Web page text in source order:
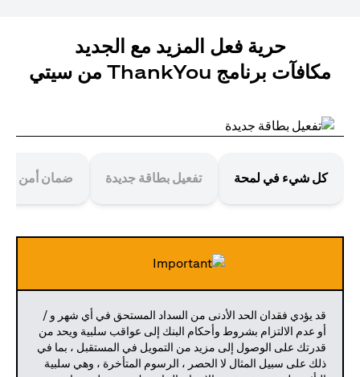
حرية فعل المزيد مع الجديد
مكافآت برنامج ThankYou من سيتي
كل شيء في لمحة تفعيل بطاقة جديدة ضمان أمن
قد يؤدي فقدان الحد الأدنى من السداد المستحق في أي شهر و /
أو عدم الالتزام بشروط وأحكام البنك إلى عواقب سلبية ويحد من
قدرتك على الوصول إلى مزيد من التمويل في المستقبل ، بما في
ذلك على سبيل المثال لا الحصر ، الرسوم المتأخرة ، وهي سلبية